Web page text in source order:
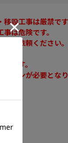
設工事は厳禁です
は危険です。
にご依頼ください。
です。
モコンが必要とな